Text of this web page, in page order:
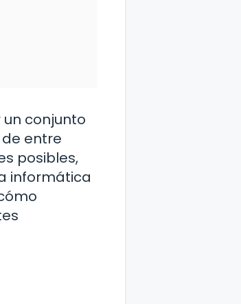
conjunto
entre
posibles,
informática